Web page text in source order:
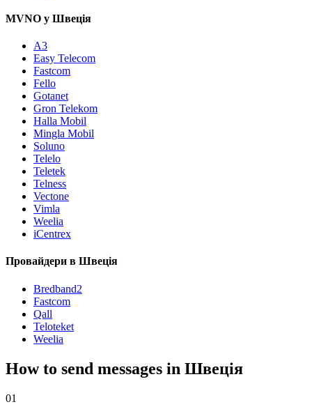
MVNO у Швеція
A3
Easy Telecom
Fastcom
Fello
Gotanet
Gron Telekom
Halla Mobil
Mingla Mobil
Soluno
Telelo
Teletek
Telness
Vectone
Vimla
Weelia
iCentrex
Провайдери в Швеція
Bredband2
Fastcom
Qall
Teloteket
Weelia
How to send messages in Швеція
01